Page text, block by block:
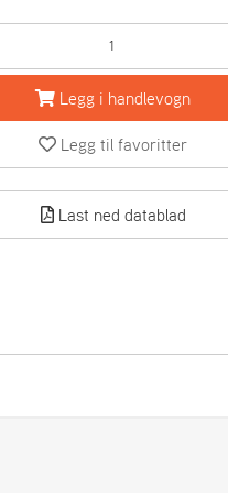
Legg i handlevogn
Legg til favoritter
Last ned datablad